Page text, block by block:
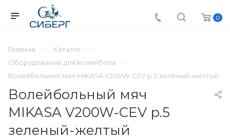
0
Главная
Каталог
Оборудование для волейбола
Волейбольный мяч MIKASA V200W-CEV р.5 зеленый-желтый
Волейбольный мяч
MIKASA V200W-CEV р.5
зеленый-желтый